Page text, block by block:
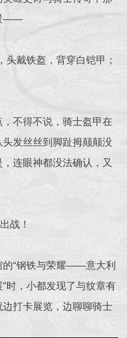
——
头戴铁盔，背穿白铠甲；
不得不说，骑士盔甲在
发丝丝到脚趾拇颠颠没
连眼神都没法确认，又
战！
的“钢铁与荣耀——意大利
时，小都发现了与纹章有
打卡展览，边聊聊骑士